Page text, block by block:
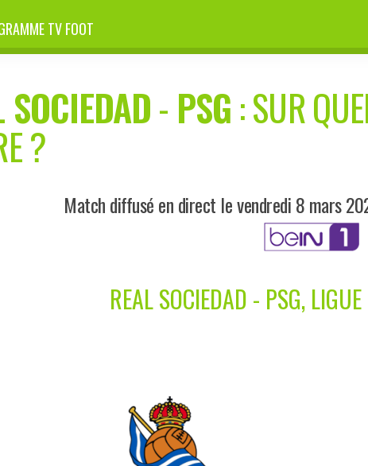
TV FOOT
SOCIEDAD- PSG: SUR
?
Match diffusé en direct le vendredi 8 mars
REAL SOCIEDAD - PSG,